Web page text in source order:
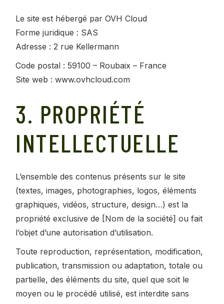
Le site est hébergé par OVH Cloud
Forme juridique : SAS
Adresse : 2 rue Kellermann
Code postal : 59100 – Roubaix – France
Site web : www.ovhcloud.com
3. PROPRIÉTÉ
INTELLECTUELLE
L’ensemble des contenus présents sur le site
(textes, images, photographies, logos, éléments
graphiques, vidéos, structure, design…) est la
propriété exclusive de [Nom de la société] ou fait
l’objet d’une autorisation d’utilisation.
Toute reproduction, représentation, modification,
publication, transmission ou adaptation, totale ou
partielle, des éléments du site, quel que soit le
moyen ou le procédé utilisé, est interdite sans